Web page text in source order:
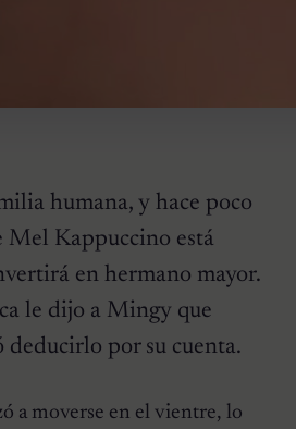
humana, y hace poco
Mel Kappuccino está
en hermano mayor.
le dijo a Mingy que
deducirlo por su cuenta.
a moverse en el vientre, lo